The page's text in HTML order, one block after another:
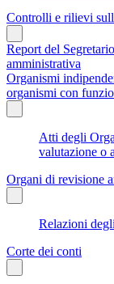
Controlli e rilievi
Report del
amministrativa
Organismi
organismi con
Atti degli
valutazione o
Organi di revisione
Relazioni
Corte dei conti